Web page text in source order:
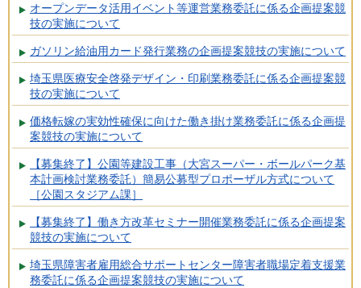
オープンデータ活用イベント等運営業務委託に係る企画提案競
技の実施について
ガソリン給油用カード発行業務の企画提案競技の実施について
埼玉県医療安全啓発デザイン・印刷業務委託に係る企画提案競
技の実施について
価格転嫁の実効性確保に向けた働き掛け業務委託に係る企画提
案競技の実施について
【募集終了】公園等建設工事（大宮スーパー・ボールパーク基
本計画検討業務委託）簡易公募型プロポーザル方式について
［公園スタジアム課］
【募集終了】働き方改革セミナー開催業務委託に係る企画提案
競技の実施について
埼玉県障害者雇用総合サポートセンター障害者職場定着支援業
務委託に係る企画提案競技の実施について